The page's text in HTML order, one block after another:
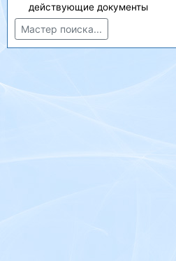
действующие документы
Мастер поиска...